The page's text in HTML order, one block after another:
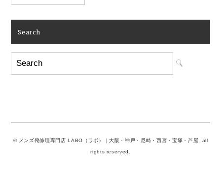
Search
© メンズ靴修理専門店 LABO（ラボ）｜大阪・神戸・尼崎・西宮・宝塚・芦屋. all
rights reserved.